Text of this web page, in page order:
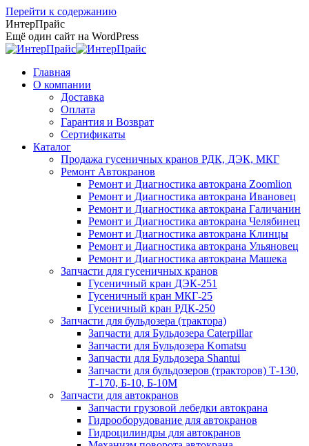
Перейти к содержанию
ИнтерПрайс
Ещё один сайт на WordPress
Главная
О компании
Доставка
Оплата
Гарантия и Возврат
Сертификаты
Каталог
Продажа гусеничных кранов РДК, ДЭК, МКГ
Ремонт Автокранов
Ремонт и Диагностика автокрана Zoomlion
Ремонт и Диагностика автокрана Ивановец
Ремонт и Диагностика автокрана Галичанин
Ремонт и Диагностика автокрана Челябинец
Ремонт и Диагностика автокрана Клинцы
Ремонт и Диагностика автокрана Ульяновец
Ремонт и Диагностика автокрана Машека
Запчасти для гусеничных кранов
Гусеничный кран ДЭК-251
Гусеничный кран МКГ-25
Гусеничный кран РДК-250
Запчасти для бульдозера (трактора)
Запчасти для Бульдозера Caterpillar
Запчасти для Бульдозера Komatsu
Запчасти для Бульдозера Shantui
Запчасти для бульдозеров (тракторов) Т-130,
Т-170, Б-10, Б-10М
Запчасти для автокранов
Запчасти грузовой лебедки автокрана
Гидрооборудование для автокранов
Гидроцилиндры для автокранов